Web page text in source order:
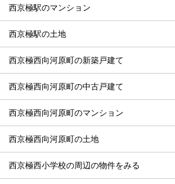
西京極駅のマンション
西京極駅の土地
西京極西向河原町の新築戸建て
西京極西向河原町の中古戸建て
西京極西向河原町のマンション
西京極西向河原町の土地
西京極西小学校の周辺の物件をみる